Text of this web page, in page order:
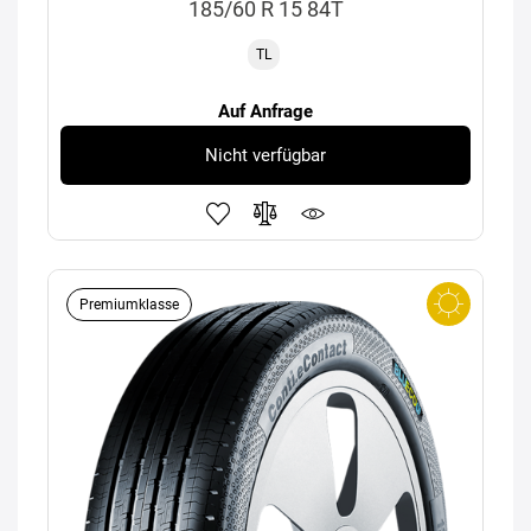
185/60 R 15 84T
TL
Auf Anfrage
Nicht verfügbar
Premiumklasse